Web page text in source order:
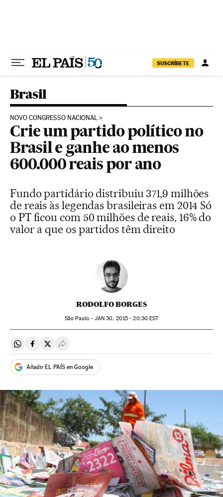
SUSCRÍBETE
Brasil
NOVO CONGRESSO NACIONAL
Crie um partido político no
Brasil e ganhe ao menos
600.000 reais por ano
Fundo partidário distribuiu 371,9 milhões
de reais às legendas brasileiras em 2014 Só
o PT ficou com 50 milhões de reais, 16% do
valor a que os partidos têm direito
RODOLFO BORGES
São Paulo - JAN 30, 2015 - 20:30EST
Compartir en Whatsapp
Compartir en Facebook
Compartir en Twitter
Desplegar Redes Sociales
Añadir EL PAÍS en Google